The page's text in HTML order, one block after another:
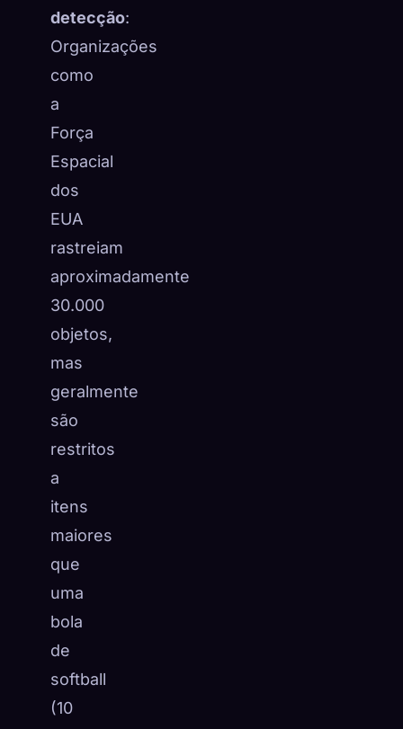
detecção:
Organizações
como
a
Força
Espacial
dos
EUA
rastreiam
aproximadamente
30.000
objetos,
mas
geralmente
são
restritos
a
itens
maiores
que
uma
bola
de
softball
(10